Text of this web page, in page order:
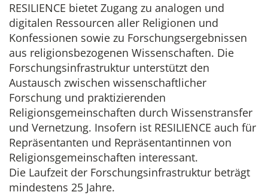
RESILIENCE bietet Zugang zu analogen und
digitalen Ressourcen aller Religionen und
Konfessionen sowie zu Forschungsergebnissen
aus religionsbezogenen Wissenschaften. Die
Forschungsinfrastruktur unterstützt den
Austausch zwischen wissenschaftlicher
Forschung und praktizierenden
Religionsgemeinschaften durch Wissenstransfer
und Vernetzung. Insofern ist RESILIENCE auch für
Repräsentanten und Repräsentantinnen von
Religionsgemeinschaften interessant.
Die Laufzeit der Forschungsinfrastruktur beträgt
mindestens 25 Jahre.